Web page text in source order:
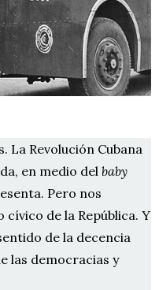
La Revolución Cubana
en medio delbaby
Pero nos
cívico de la República. Y
de la decencia
las democracias y